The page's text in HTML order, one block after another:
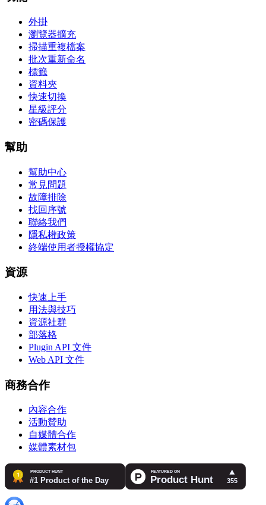
外掛
瀏覽器擴充
掃描重複檔案
批次重新命名
標籤
資料夾
快速切換
星級評分
密碼保護
幫助
幫助中心
常見問題
故障排除
找回序號
聯絡我們
隱私權政策
終端使用者授權協定
資源
快速上手
用法與技巧
資源社群
部落格
Plugin API 文件
Web API 文件
商務合作
內容合作
活動贊助
自媒體合作
媒體素材包